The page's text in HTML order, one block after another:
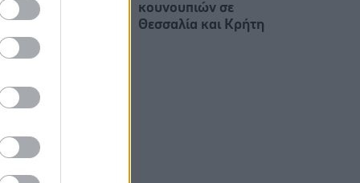
κουνουπιών σε
Θεσσαλία και Κρήτη